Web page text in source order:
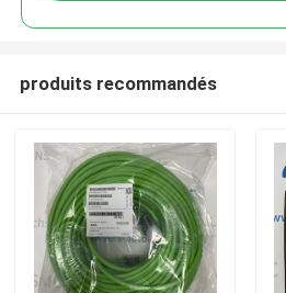
produits recommandés